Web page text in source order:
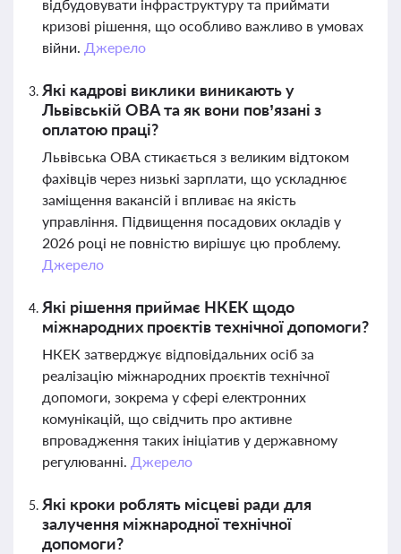
відбудовувати інфраструктуру та приймати
кризові рішення, що особливо важливо в умовах
війни. Джерело
Які кадрові виклики виникають у
Львівській ОВА та як вони пов’язані з
оплатою праці?
Львівська ОВА стикається з великим відтоком
фахівців через низькі зарплати, що ускладнює
заміщення вакансій і впливає на якість
управління. Підвищення посадових окладів у
2026 році не повністю вирішує цю проблему.
Джерело
Які рішення приймає НКЕК щодо
міжнародних проєктів технічної допомоги?
НКЕК затверджує відповідальних осіб за
реалізацію міжнародних проєктів технічної
допомоги, зокрема у сфері електронних
комунікацій, що свідчить про активне
впровадження таких ініціатив у державному
регулюванні. Джерело
Які кроки роблять місцеві ради для
залучення міжнародної технічної
допомоги?